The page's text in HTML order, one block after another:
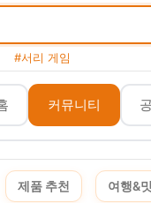
#서리 게임
커뮤니티
제품 추천 여행&